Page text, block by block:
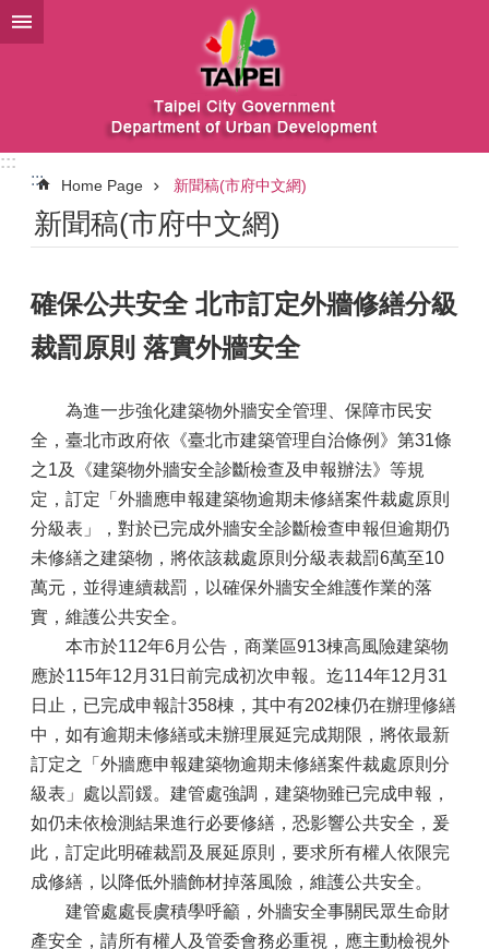
Jump to the content zone at the center
:::
:::
Home Page 新聞稿(市府中文網)
新聞稿(市府中文網)
確保公共安全 北市訂定外牆修繕分級
裁罰原則 落實外牆安全
為進一步強化建築物外牆安全管理、保障市民安
全，臺北市政府依《臺北市建築管理自治條例》第31條
之1及《建築物外牆安全診斷檢查及申報辦法》等規
定，訂定「外牆應申報建築物逾期未修繕案件裁處原則
分級表」，對於已完成外牆安全診斷檢查申報但逾期仍
未修繕之建築物，將依該裁處原則分級表裁罰6萬至10
萬元，並得連續裁罰，以確保外牆安全維護作業的落
實，維護公共安全。
本市於112年6月公告，商業區913棟高風險建築物
應於115年12月31日前完成初次申報。迄114年12月31
日止，已完成申報計358棟，其中有202棟仍在辦理修繕
中，如有逾期未修繕或未辦理展延完成期限，將依最新
訂定之「外牆應申報建築物逾期未修繕案件裁處原則分
級表」處以罰鍰。建管處強調，建築物雖已完成申報，
如仍未依檢測結果進行必要修繕，恐影響公共安全，爰
此，訂定此明確裁罰及展延原則，要求所有權人依限完
成修繕，以降低外牆飾材掉落風險，維護公共安全。
建管處處長虞積學呼籲，外牆安全事關民眾生命財
產安全，請所有權人及管委會務必重視，應主動檢視外